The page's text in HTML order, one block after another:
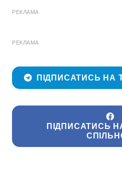
РЕКЛАМА
РЕКЛАМА
ПІДПИСАТИСЬ НА
ПІДПИСАТИСЬ